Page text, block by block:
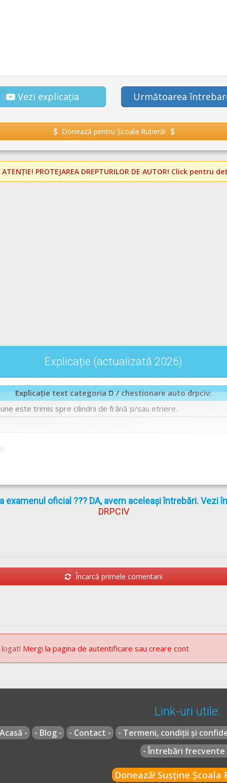
Vezi explicația Următoarea
Donează pentru Școala Rutieră!
ATENȚIE! PROTEJAREA DREPTURILOR DE AUTOR! Click pentru
Explicație (actualizată 2026)
Explicație text categoria D / chestionare auto drpciv:
este trimis spre cilindrii de frână şi/sau etriere.
oficial ??? DA, avem aceleași întrebări. Vezi
DRPCIV
Încarcă primele comentarii
Mergi la pagina de autentificare sau creare cont
Link-uri utile:
- - Blog - - Contact - - Termeni, condiții și
- Întrebări frecvente
Donează! Susține Școala